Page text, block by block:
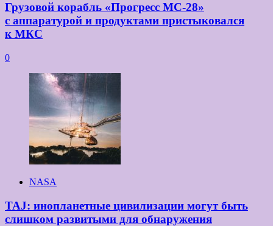
Грузовой корабль «Прогресс МС-28»
с аппаратурой и продуктами пристыковался
к МКС
0
NASA
TAJ: инопланетные цивилизации могут быть
слишком развитыми для обнаружения